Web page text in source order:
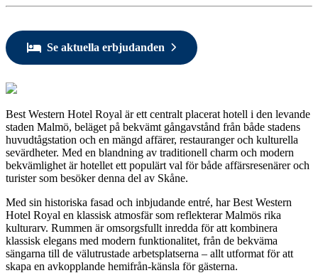
Se aktuella erbjudanden
Best Western Hotel Royal är ett centralt placerat hotell i den levande
staden Malmö, beläget på bekvämt gångavstånd från både stadens
huvudtågstation och en mängd affärer, restauranger och kulturella
sevärdheter. Med en blandning av traditionell charm och modern
bekvämlighet är hotellet ett populärt val för både affärsresenärer och
turister som besöker denna del av Skåne.
Med sin historiska fasad och inbjudande entré, har Best Western
Hotel Royal en klassisk atmosfär som reflekterar Malmös rika
kulturarv. Rummen är omsorgsfullt inredda för att kombinera
klassisk elegans med modern funktionalitet, från de bekväma
sängarna till de välutrustade arbetsplatserna – allt utformat för att
skapa en avkopplande hemifrån-känsla för gästerna.